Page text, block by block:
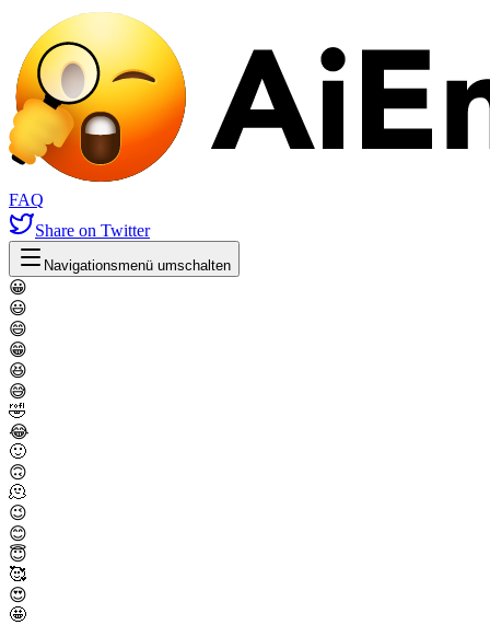
FAQ
Share on Twitter
Navigationsmenü umschalten
😀
😃
😄
😁
😆
😅
🤣
😂
🙂
🙃
🫠
😉
😊
😇
🥰
😍
🤩